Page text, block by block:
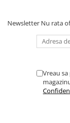
Newsletter Nu rata
Vreau